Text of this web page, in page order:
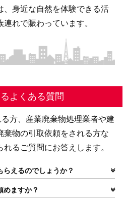
、身近な自然を体験できる活
れで賑わっています。
よくある質問
方、産業廃棄物処理業者や建
棄物の引取依頼をされる方な
るご質問にお答えします。
らえるのでしょうか？
めますか？